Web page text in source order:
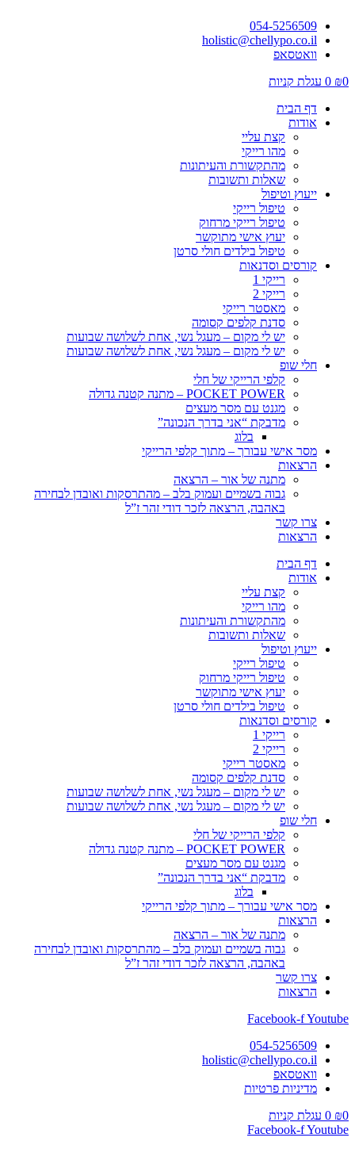
054-5256509
holistic@chellypo.co.il
וואטסאפ
₪0
0 עגלת קניות
דף הבית
אודות
קצת עליי
מהו רייקי
מהתקשורת והעיתונות
שאלות ותשובות
ייעוץ וטיפול
טיפול רייקי
טיפול רייקי מרחוק
יעוץ אישי מתוקשר
טיפול בילדים חולי סרטן
קורסים וסדנאות
רייקי 1
רייקי 2
מאסטר רייקי
סדנת קלפים קסומה
יש לי מקום – מעגל נשי, אחת לשלושה שבועות
יש לי מקום – מעגל נשי, אחת לשלושה שבועות
חלי שופ
קלפי הרייקי של חלי
POCKET POWER – מתנה קטנה גדולה
מגנט עם מסר מעצים
מדבקת “אני בדרך הנכונה”
בלוג
מסר אישי עבורך – מתוך קלפי הרייקי
הרצאות
מתנה של אור – הרצאה
גבוה בשמיים ועמוק בלב – מהתרסקות ואובדן לבחירה
באהבה, הרצאה לזכר דודי זהר ז”ל
צרו קשר
הרצאות
דף הבית
אודות
קצת עליי
מהו רייקי
מהתקשורת והעיתונות
שאלות ותשובות
ייעוץ וטיפול
טיפול רייקי
טיפול רייקי מרחוק
יעוץ אישי מתוקשר
טיפול בילדים חולי סרטן
קורסים וסדנאות
רייקי 1
רייקי 2
מאסטר רייקי
סדנת קלפים קסומה
יש לי מקום – מעגל נשי, אחת לשלושה שבועות
יש לי מקום – מעגל נשי, אחת לשלושה שבועות
חלי שופ
קלפי הרייקי של חלי
POCKET POWER – מתנה קטנה גדולה
מגנט עם מסר מעצים
מדבקת “אני בדרך הנכונה”
בלוג
מסר אישי עבורך – מתוך קלפי הרייקי
הרצאות
מתנה של אור – הרצאה
גבוה בשמיים ועמוק בלב – מהתרסקות ואובדן לבחירה
באהבה, הרצאה לזכר דודי זהר ז”ל
צרו קשר
הרצאות
Facebook-fYoutube
054-5256509
holistic@chellypo.co.il
וואטסאפ
מדיניות פרטיות
₪0
0 עגלת קניות
Facebook-fYoutube